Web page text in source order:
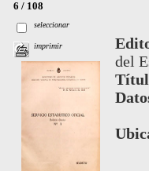
6 / 108
seleccionar
imprimir
del